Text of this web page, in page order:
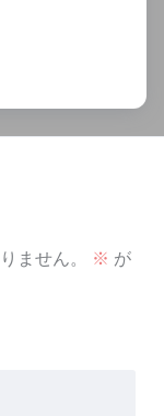
ません。 ※ が